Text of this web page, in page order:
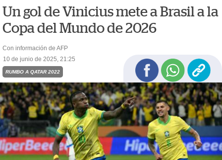
Un gol de Vinicius mete a Brasil a la
Copa del Mundo de 2026
Con información de AFP
10 de junio de 2025, 21:25
RUMBO A QATAR 2022